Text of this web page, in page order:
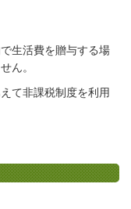
生活費を贈与する場
ん。
て非課税制度を利用